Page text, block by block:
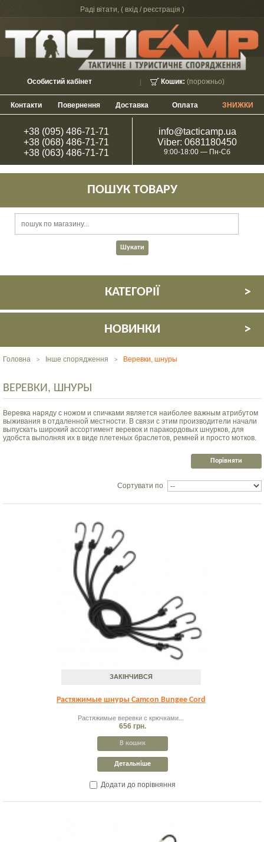
Раді вітати, ( вхід / реєстрація )
Кошик: (порожньо)
Особистий кабінет
Контакти Повернення Доставка Оплата ЗНИЖКИ
+38 (095) 486-71-71
+38 (068) 486-71-71
+38 (063) 486-71-71
info@tacticamp.ua
Viber: 0681180450
9:00-18:00 — Пн-Сб
ПОШУК ТОВАРУ
КАТЕГОРІЇ
НОВИНКИ
Головна > Інше спорядження > Веревки, шнуры
ВЕРЕВКИ, ШНУРЫ
Веревка наряду с ножом и спичками является наиболее важным атрибутом
выживания в отдаленной местности. В связи с этим производители начали
выпускать широкий ассортимент веревок и паракордовых шнурков, для
удобста выполняя их в виде плетеных браслетов, ремней и просто мотков.
Сортувати по
ЗАКІНЧИВСЯ
Растяжимые шнуры Camcon Bungee Cord
Растяжимые веревки с крючками...
656 грн.
В кошик
Детальніше
Додати до порівняння